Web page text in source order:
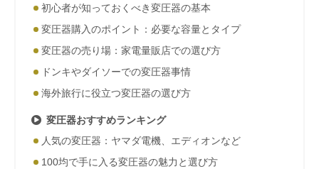
初心者が知っておくべき変圧器の基本
変圧器購入のポイント：必要な容量とタイプ
変圧器の売り場：家電量販店での選び方
ドンキやダイソーでの変圧器事情
海外旅行に役立つ変圧器の選び方
変圧器おすすめランキング
人気の変圧器：ヤマダ電機、エディオンなど
100均で手に入る変圧器の魅力と選び方